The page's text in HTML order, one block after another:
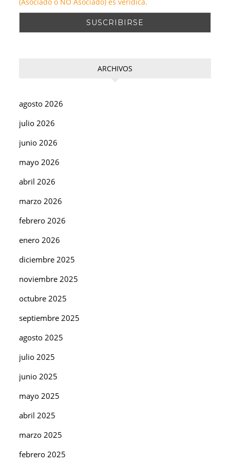
ARCHIVOS
agosto 2026
julio 2026
junio 2026
mayo 2026
abril 2026
marzo 2026
febrero 2026
enero 2026
diciembre 2025
noviembre 2025
octubre 2025
septiembre 2025
agosto 2025
julio 2025
junio 2025
mayo 2025
abril 2025
marzo 2025
febrero 2025